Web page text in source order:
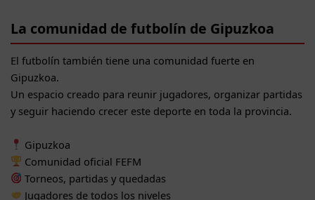
La comunidad de futbolín de Gipuzkoa
El futbolín también tiene una comunidad fuerte en
Gipuzkoa.
Un espacio creado para reunir jugadores, organizar partidas
y seguir haciendo crecer este deporte en toda la provincia.
Gipuzkoa
Comunidad oficial FEFM
Torneos, partidas y quedadas
Jugadores de todos los niveles